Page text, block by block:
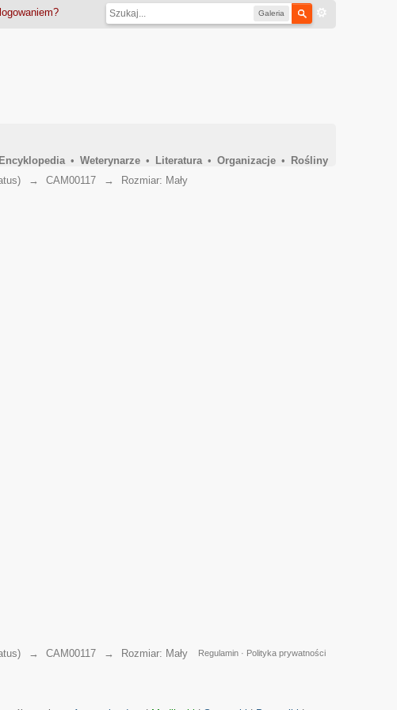
Galeria
Encyklopedia • Weterynarze • Literatura • Organizacje •
Rośliny
→ CAM00117 → Rozmiar: Mały
→ CAM00117 → Rozmiar: Mały Polityka prywatności
Regulamin·